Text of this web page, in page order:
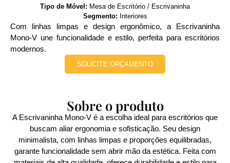
Tipo de Móvel: Mesa de Escritório / Escrivaninha
Segmento: Interiores
Com linhas limpas e design ergonômico, a Escrivaninha
Mono-V une funcionalidade e estilo, perfeita para escritórios
modernos.
SOLICITE ORÇAMENTO
Sobre o produto
A Escrivaninha Mono-V é a escolha ideal para escritórios que
buscam aliar ergonomia e sofisticação. Seu design
minimalista, com linhas limpas e proporções equilibradas,
garante funcionalidade sem abrir mão da estética. Feita com